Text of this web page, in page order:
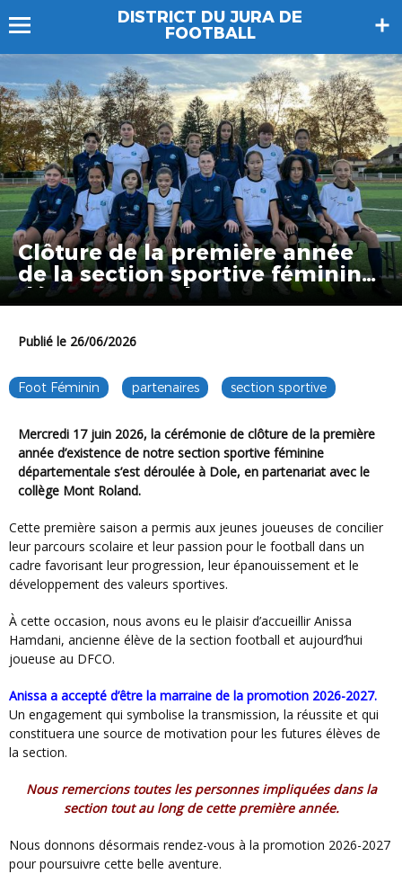
DISTRICT DU JURA DE
FOOTBALL
Clôture de la première année
de la section sportive féminine
départementale
Publié le 26/06/2026
Foot Féminin partenaires section sportive
Mercredi 17 juin 2026, la cérémonie de clôture de la première
année d’existence de notre section sportive féminine
départementale s’est déroulée à Dole, en partenariat avec le
collège Mont Roland.
Cette première saison a permis aux jeunes joueuses de concilier
leur parcours scolaire et leur passion pour le football dans un
cadre favorisant leur progression, leur épanouissement et le
développement des valeurs sportives.
À cette occasion, nous avons eu le plaisir d’accueillir Anissa
Hamdani, ancienne élève de la section football et aujourd’hui
joueuse au DFCO.
Anissa a accepté d’être la marraine de la promotion 2026-2027.
Un engagement qui symbolise la transmission, la réussite et qui
constituera une source de motivation pour les futures élèves de
la section.
Nous remercions toutes les personnes impliquées dans la
section tout au long de cette première année.
Nous donnons désormais rendez-vous à la promotion 2026-2027
pour poursuivre cette belle aventure.